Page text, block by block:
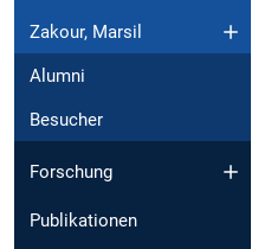
Zakour, Marsil
Alumni
Besucher
Forschung
Publikationen